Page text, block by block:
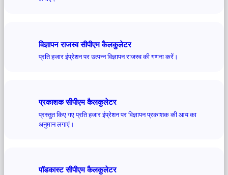
विज्ञापन राजस्व सीपीएम कैलकुलेटर
प्रति हजार इंप्रेशन पर उत्पन्न विज्ञापन राजस्व की गणना करें।
प्रकाशक सीपीएम कैलकुलेटर
प्रस्तुत किए गए प्रति हजार इंप्रेशन पर विज्ञापन प्रकाशक की आय का
अनुमान लगाएं।
पॉडकास्ट सीपीएम कैलकुलेटर